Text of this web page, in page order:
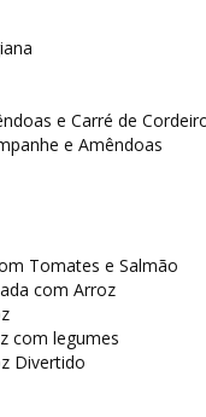
e Carré de
e Amêndoas
Tomates e Salmão
com Arroz
com legumes
Divertido